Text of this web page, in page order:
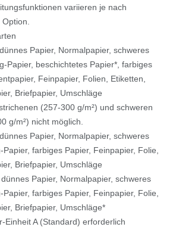
variieren je nach
Papier, Normalpapier, schweres
Papier, beschichtetes Papier*, farbiges
Feinpapier, Folien, Etiketten,
Briefpapier, Umschläge
(257-300 g/m²) und schweren
g/m²) nicht möglich.
Papier, Normalpapier, schweres
Papier, farbiges Papier, Feinpapier, Folie,
Briefpapier, Umschläge
Papier, Normalpapier, schweres
Papier, farbiges Papier, Feinpapier, Folie,
Briefpapier, Umschläge*
Einheit A (Standard) erforderlich